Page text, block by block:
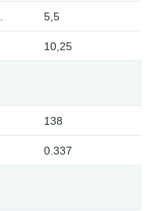
5,5
10,25
138
0.337